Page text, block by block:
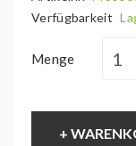
Verfügbarkeit
Menge
+